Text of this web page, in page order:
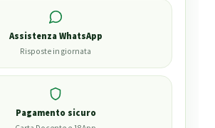
Assistenza WhatsApp
Risposte in giornata
Pagamento sicuro